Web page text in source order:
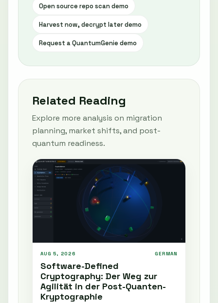
Open source repo scan demo
Harvest now, decrypt later demo
Request a QuantumGenie demo
Related Reading
Explore more analysis on migration
planning, market shifts, and post-
quantum readiness.
AUG 5, 2026 GERMAN
Software-Defined
Cryptography: Der Weg zur
Agilität in der Post-Quanten-
Kryptographie